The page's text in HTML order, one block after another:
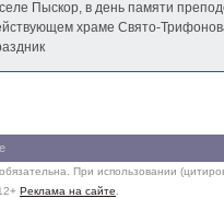
Пыскор, в день памяти
храме Свято-
При использовании
Реклама на сайте